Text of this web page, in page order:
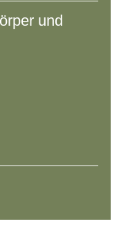
und